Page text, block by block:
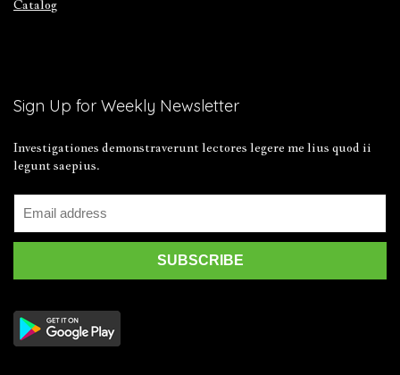
Catalog
Sign Up for Weekly Newsletter
Investigationes demonstraverunt lectores legere me lius quod ii
legunt saepius.